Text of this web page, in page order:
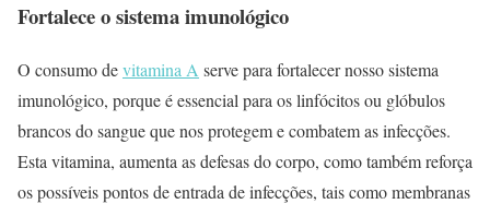
Fortalece o sistema imunológico
O consumo devitamina A serve para fortalecer nosso sistema
imunológico, porque é essencial para os linfócitos ou glóbulos
brancos do sangue que nos protegem e combatem as infecções.
Esta vitamina, aumenta as defesas do corpo, como também reforça
os possíveis pontos de entrada de infecções, tais como membranas